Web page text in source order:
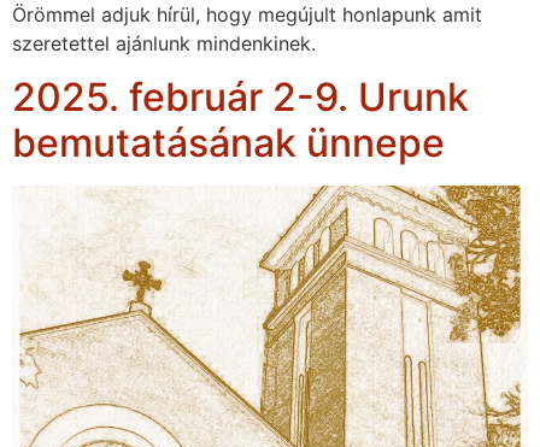
Örömmel adjuk hírül, hogy megújult honlapunk amit
szeretettel ajánlunk mindenkinek.
2025. február 2-9. Urunk
bemutatásának ünnepe